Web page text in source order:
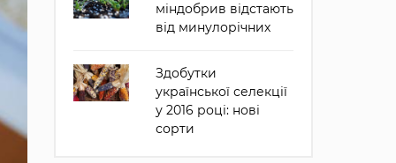
міндобрив відстають
від минулорічних
Здобутки
української селекції
у 2016 році: нові
сорти